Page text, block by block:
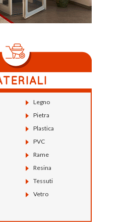
Legno
Pietra
Plastica
PVC
Rame
Resina
Tessuti
Vetro